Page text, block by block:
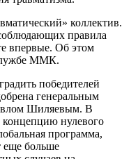
коллектив.
правила
впервые. Об этом
ММК.
победителей
генеральным
Шиляевым. В
концепцию нулевого
программа,
еще больше